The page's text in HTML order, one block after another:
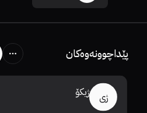
پێداچوونەوەکان
ژی ژیکۆ